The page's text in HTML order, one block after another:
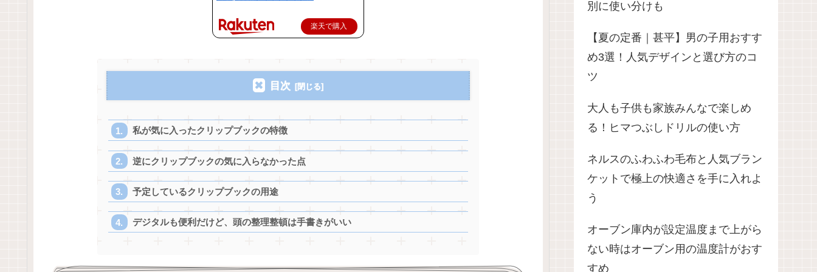
楽天で購入
目次
私が気に入ったクリップブックの特徴
逆にクリップブックの気に入らなかった点
予定しているクリップブックの用途
デジタルも便利だけど、頭の整理整頓は手書きがいい
別に使い分けも
【夏の定番｜甚平】男の子用おすす
め3選！人気デザインと選び方のコ
ツ
大人も子供も家族みんなで楽しめ
る！ヒマつぶしドリルの使い方
ネルスのふわふわ毛布と人気ブラン
ケットで極上の快適さを手に入れよ
う
オーブン庫内が設定温度まで上がら
ない時はオーブン用の温度計がおす
すめ